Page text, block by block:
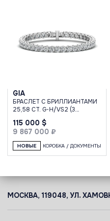
GIA
БРАСЛЕТ С БРИЛЛИАНТАМИ
25,58 CT. G-H/VS2 (3
EXCELLENT)
115 000 $
9 867 000 ₽
НОВЫЕ КОРОБКА / ДОКУМЕНТЫ
МОСКВА, 119048, УЛ.